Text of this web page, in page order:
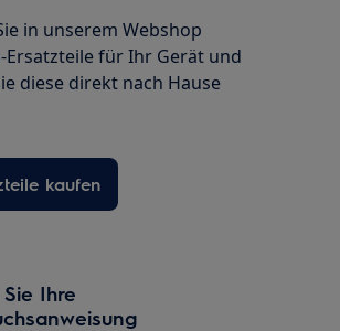
in unserem Webshop
Ersatzteile für Ihr Gerät und
diese direkt nach Hause
kaufen
Ihre